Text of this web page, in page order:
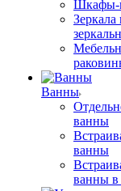
Шкафы-
Зеркала
Ванны
ванны
ванны
ванны в